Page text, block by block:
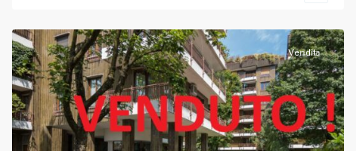
Vendita